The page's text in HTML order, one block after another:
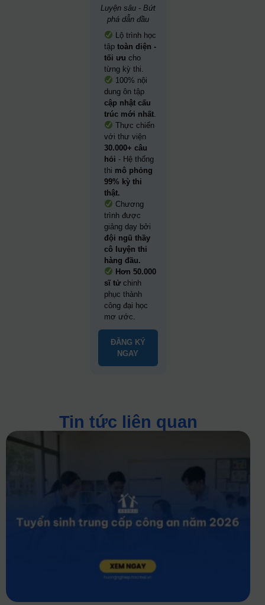
Luyện sâu - Bứt
phá dẫn đầu
Lộ trình học
tậptoàn diện -
tối ưu cho
từng kỳ thi.
100% nội
dung ôn tập
cập nhật cấu
trúc mới nhất.
Thực chiến
với thư viện
30.000+ câu
hỏi - Hệ thống
thi mô phỏng
99% kỳ thi
thật.
Chương
trình được
giảng dạy bởi
đội ngũ thầy
cô luyện thi
hàng đầu.
Hơn 50.000
sĩ tửchinh
phục thành
công đại học
mơ ước.
ĐĂNG KÝ
NGAY
Tin tức liên quan